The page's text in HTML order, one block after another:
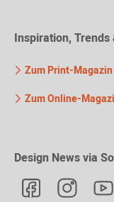
Inspiration,
Zum Print-Magazin
Zum Online-
Design News via